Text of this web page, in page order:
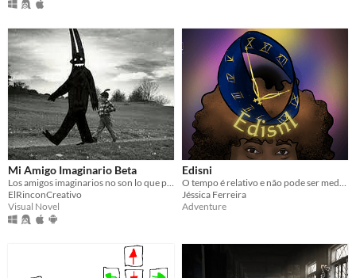
Mi Amigo Imaginario Beta
Los amigos imaginarios no son lo que parece
ElRinconCreativo
Visual Novel
Edisni
O tempo é relativo e não pode ser medido exatamente do mesmo modo por toda a parte.
Jéssica Ferreira
Adventure